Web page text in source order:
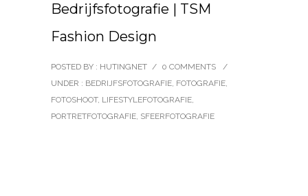
Bedrijfsfotografie | TSM
Fashion Design
POSTED BY : HUTINGNET / 0 COMMENTS
/
UNDER : BEDRIJFSFOTOGRAFIE, FOTOGRAFIE,
FOTOSHOOT, LIFESTYLEFOTOGRAFIE,
PORTRETFOTOGRAFIE, SFEERFOTOGRAFIE